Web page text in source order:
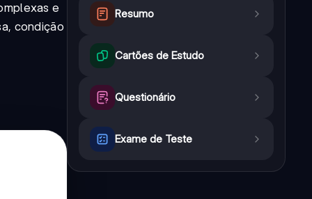
e
condição
Resumo
Cartões de Estudo
Questionário
Exame de Teste